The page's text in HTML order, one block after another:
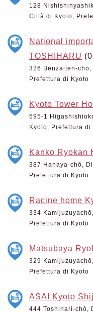
128
Città di Kyoto,
National
TOSHIHARU
326 Benzaiten-chō,
Prefettura di Kyoto
Kyoto Tower
595-1
Kyoto, Prefettura di
Kanko Ryokan
387 Hanaya-chō,
Prefettura di Kyoto
Racine home
334
Prefettura di Kyoto
Matsubaya
329
Prefettura di Kyoto
ASAI Kyoto
444 Toshinari-chō,